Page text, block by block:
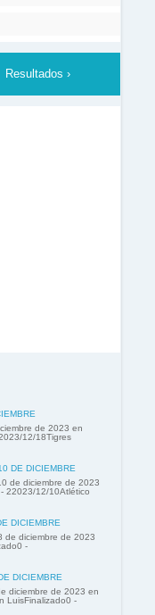
Resultados ›
de 2023 en
12/18Tigres
DE DICIEMBRE
de diciembre de 2023
22023/12/10Atlético
DICIEMBRE
de diciembre de 2023
-
DICIEMBRE
diciembre de 2023 en
LuisFinalizado0 -